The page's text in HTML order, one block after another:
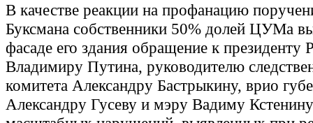
В качестве реакции на профанацию
Буксмана собственники 50% долей ЦУМа
фасаде его здания обращение к президенту
Владимиру Путина, руководителю
комитета Александру Бастрыкину, врио
Александру Гусеву и мэру Вадиму